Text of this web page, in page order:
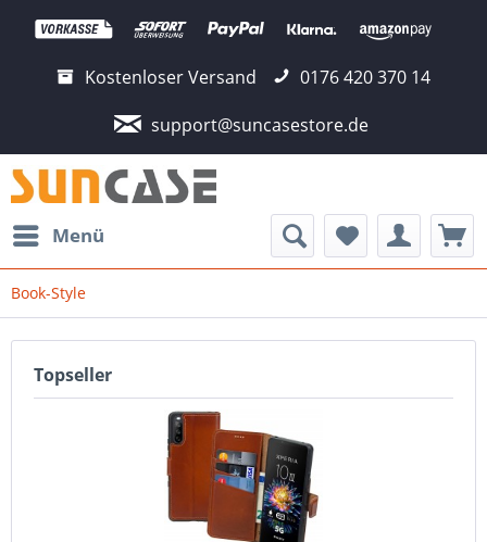
Kostenloser Versand
0176 420 370 14
support@suncasestore.de
Menü
Book-Style
Topseller